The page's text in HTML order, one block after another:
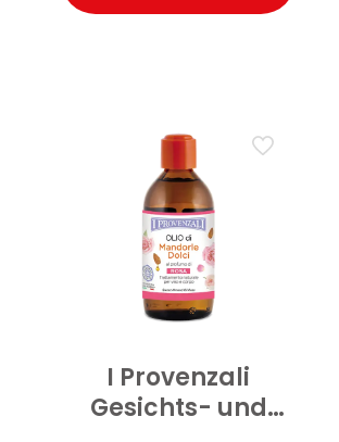
I Provenzali
Gesichts- und